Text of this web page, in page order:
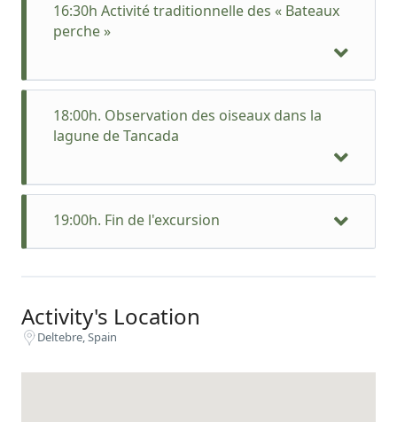
16:30h Activité traditionnelle des « Bateaux
perche »
18:00h. Observation des oiseaux dans la
lagune de Tancada
19:00h. Fin de l'excursion
Activity's Location
Deltebre, Spain